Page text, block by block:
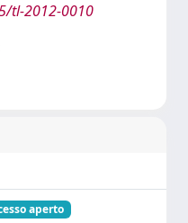
tl-2012-0010
aperto